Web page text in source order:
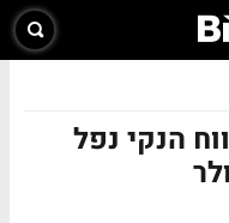
ב-40%: הרווח הנקי נפל